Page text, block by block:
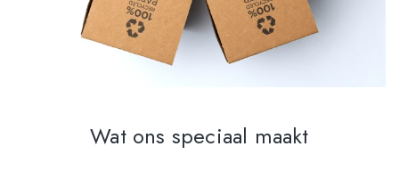
Wat ons speciaal maakt